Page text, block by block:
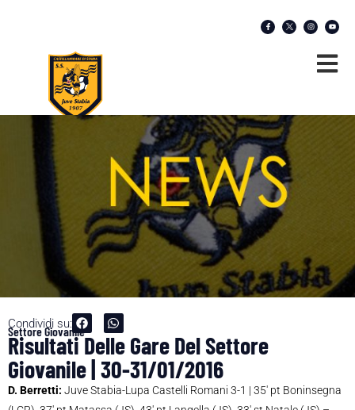
Condividi su:
Settore Giovanile
Risultati Delle Gare Del Settore
Giovanile | 30-31/01/2016
D. Berretti: Juve Stabia-Lupa Castelli Romani 3-1 | 35′ pt Boninsegna